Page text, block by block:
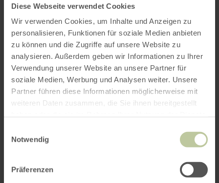
Diese Webseite verwendet Cookies
Wir verwenden Cookies, um Inhalte und Anzeigen zu
personalisieren, Funktionen für soziale Medien anbieten
zu können und die Zugriffe auf unsere Website zu
analysieren. Außerdem geben wir Informationen zu Ihrer
Verwendung unserer Website an unsere Partner für
soziale Medien, Werbung und Analysen weiter. Unsere
Partner führen diese Informationen möglicherweise mit
weiteren Daten zusammen, die Sie ihnen bereitgestellt
Notwendig
Präferenzen
Plus
d'informations
Heures d'ouverture
Caractéristiques / Particularités
Catégories
Nombre de places